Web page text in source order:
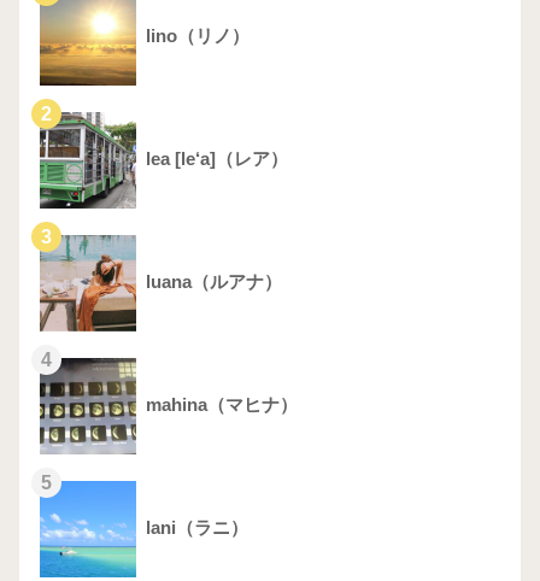
lino（リノ）
2
lea [le‘a]（レア）
3
luana（ルアナ）
4
mahina（マヒナ）
5
lani（ラニ）